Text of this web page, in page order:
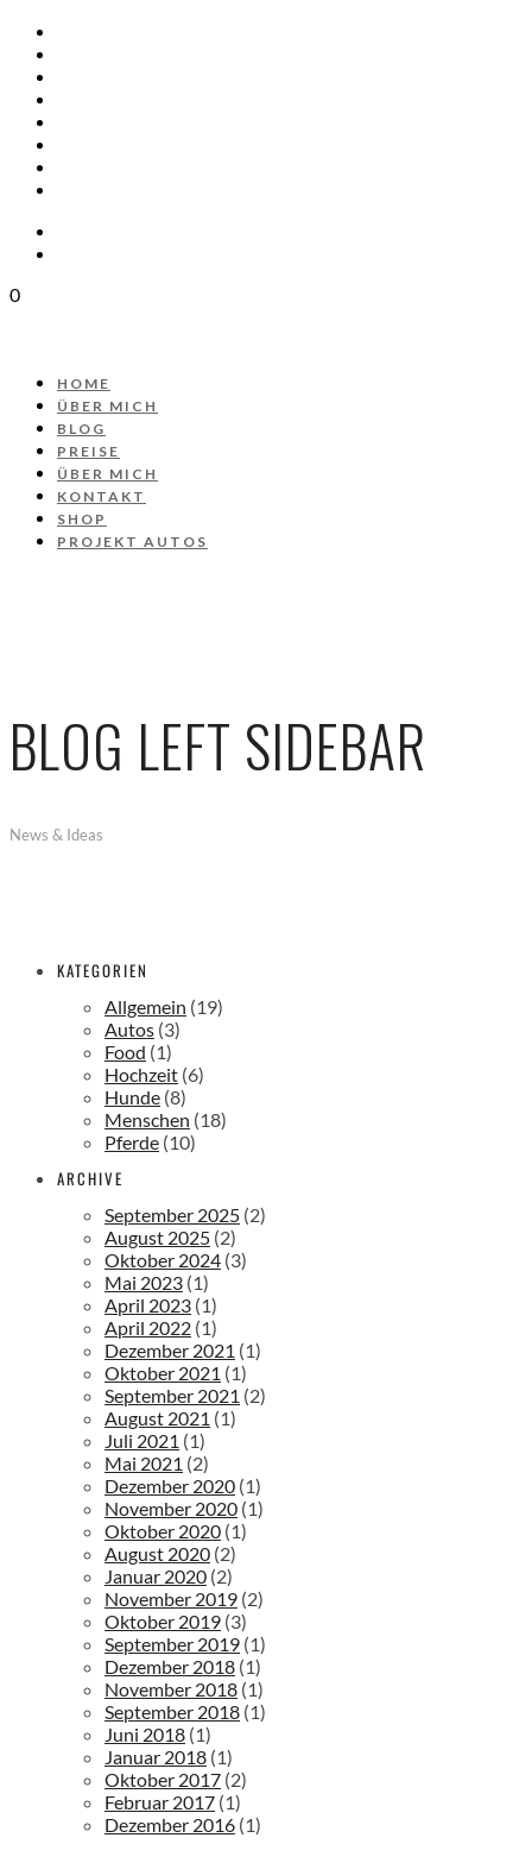
0
HOME
ÜBER MICH
BLOG
PREISE
ÜBER MICH
KONTAKT
SHOP
PROJEKT AUTOS
BLOG LEFT SIDEBAR
News & Ideas
KATEGORIEN
Allgemein (19)
Autos (3)
Food (1)
Hochzeit (6)
Hunde (8)
Menschen (18)
Pferde (10)
ARCHIVE
September 2025 (2)
August 2025 (2)
Oktober 2024 (3)
Mai 2023 (1)
April 2023 (1)
April 2022 (1)
Dezember 2021 (1)
Oktober 2021 (1)
September 2021 (2)
August 2021 (1)
Juli 2021 (1)
Mai 2021 (2)
Dezember 2020 (1)
November 2020 (1)
Oktober 2020 (1)
August 2020 (2)
Januar 2020 (2)
November 2019 (2)
Oktober 2019 (3)
September 2019 (1)
Dezember 2018 (1)
November 2018 (1)
September 2018 (1)
Juni 2018 (1)
Januar 2018 (1)
Oktober 2017 (2)
Februar 2017 (1)
Dezember 2016 (1)